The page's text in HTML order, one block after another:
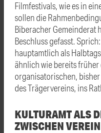
Filmfestivals, wie es in
sollen die
Biberacher Gemeinderat
Beschluss gefasst.
hauptamtlich als
ähnlich wie bereits früher
organisatorischen,
des Trägervereins, ins
KULTURAMT ALS
ZWISCHEN